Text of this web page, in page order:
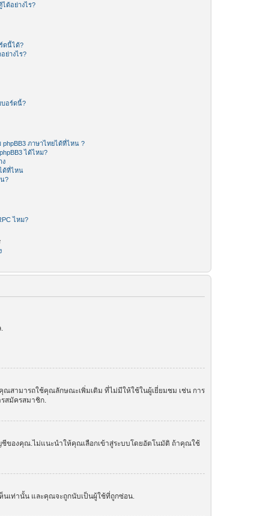
ด้อย่างไร?
ดนี้ได้?
ย่างไร?
บอร์ดนี้?
ภาษาไทยได้ที่ไหน ?
ได้ไหม?
ง
ด้ที่ไหน
?
ไหม?
สามารถใช้คุณลักษณะเพิ่มเติม ที่ไม่มีให้ใช้ในผู้เยี่ยมชม เช่น การ
สมัครสมาชิก.
ของคุณ.ไม่แนะนำให้คุณเลือกเข้าสู่ระบบโดยอัตโนมัติ ถ้าคุณใช้
เท่านั้น และคุณจะถูกนับเป็นผู้ใช้ที่ถูกซ่อน.